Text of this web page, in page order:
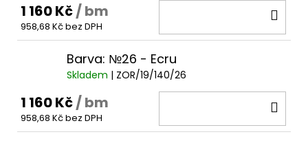
1 160 Kč/ bm
958,68 Kč bez DPH
Barva: №26 - Ecru
Skladem | ZOR/19/140/26
1 160 Kč/ bm
958,68 Kč bez DPH